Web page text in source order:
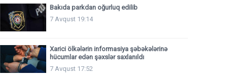
Bakıda parkdan oğurluq edilib
7 Avqust 19:14
Xarici ölkələrin informasiya şəbəkələrinə
hücumlar edən şəxslər saxlanıldı
7 Avqust 17:52